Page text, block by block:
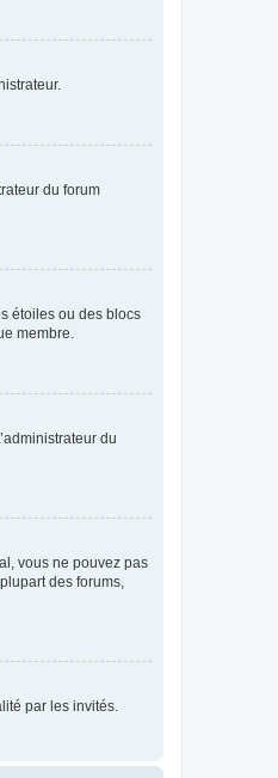
du forum
étoiles ou des blocs
membre.
du
vous ne pouvez pas
des forums,
par les invités.